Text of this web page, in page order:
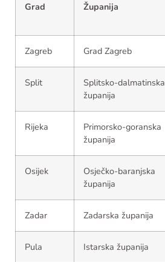
Grad Županija
Zagreb Grad Zagreb
Split
Splitsko-dalmatinska
županija
Rijeka
Primorsko-goranska
županija
Osijek
Osječko-baranjska
županija
Zadar Zadarska županija
Pula Istarska županija